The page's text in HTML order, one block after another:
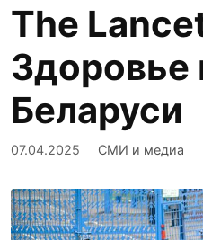
The
Здоровье
Беларуси
07.04.2025 СМИ и медиа